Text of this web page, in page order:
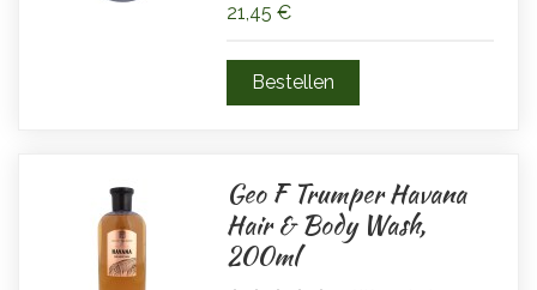
21,45 €
Geo F Trumper Havana
Hair & Body Wash,
200ml